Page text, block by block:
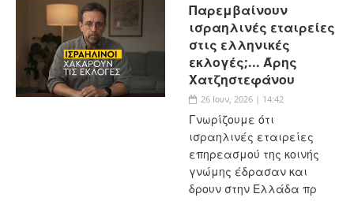
Παρεμβαίνουν
ισραηλινές εταιρείες
στις ελληνικές
εκλογές;... Άρης
Χατζηστεφάνου
26 Ιουν, 2026 | 14:42
Γνωρίζουμε ότι
ισραηλινές εταιρείες
επηρεασμού της κοινής
γνώμης έδρασαν και
δρουν στην Ελλάδα πρ